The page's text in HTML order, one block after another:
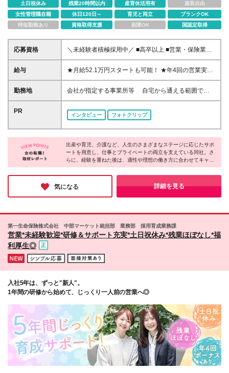
土日祝休み 残業20時間以内 産育休活用有
服装自由
女性管理職在籍
休日120日～ 育児と両立
ブランクOK
時短勤務あり
資格取得支援 副業OK 国認定取得
応募資格
＼未経験者積極採用中／ ■高卒以上 ■営業・保険業界
未経験者OK ■正社員デビューもOK
給与
★月給52.1万円スタートも可能！ ★年4回の営業実績
ボーナスあり 入社時のコースに応じた月額給与とな
り、 コースは選考結果（面接・当社所定の試験・前
281,000円 ・スペシャリティコース 月給521,000円
頑張れば頑張るほど実績に応じて収入も多く得られる
給与システムです。
勤務地
会社が指定する事業所等 自宅から通える範囲で勤
務いただき、転居を伴う異動はありません。 愛知県
内の営業オフィスへ配属となります。 ※お住まい・通
勤時間などを考慮のうえ、勤務地を決定します。 ※ご
希望がございましたらお気軽にご相談ください。 ※そ
の他のエリアでも募集を行っています。 ※入社から6
か月間は、各県の支社に属するキャリアカレッジで研
修を行います。 遠方の方や具体的な営業オフィスに
ついて知りたい方は、面談・面接時にお気軽にお尋ね
ください。 ※(変更の範囲)上記を除く当社関連勤務地
PR
インタビュー フォトクリップ
出産や育児、介護など、人生のさまざまなステージに応じたサポ
ートを用意し、仕事とプライベートの両立を支えている同社。さ
らに、経験を重ねた後は、適性や理想の働き方に合わせてキャリ
アパスを選択できる体制も整っています。ここまで安心して長期
的なキャリアを築ける企業は多くありません。身につけた保険や
金融の知識は、仕事だけでなく日々の生活にも役立つもの。ぜひ
将来を見据え、新たな一歩を踏み出してみてください！
気になる 詳細を見る
第一生命保険株式会社 中部マーケット統括部 業務部 採用育成業務課
営業*未経験歓迎*研修＆サポート充実*土日祝休み*残業ほぼなし*福
利厚生◎
入社5年は、ずっと"新人"。
1年間の研修から始めて、じっくり一人前の営業へ◎